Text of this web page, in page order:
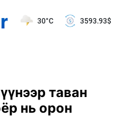
30°C 3593.93$
таван
нь орон